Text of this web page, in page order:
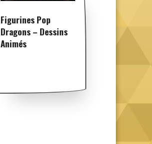
Figurines Pop
Dragons – Dessins
Animés